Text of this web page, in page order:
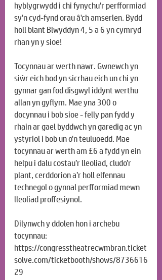
hyblygrwydd i chi fynychu'r perfformiad
sy'n cyd-fynd orau â'ch amserlen. Bydd
holl blant Blwyddyn 4, 5 a 6 yn cymryd
rhan yn y sioe!
Tocynnau ar werth nawr. Gwnewch yn
siŵr eich bod yn sicrhau eich un chi yn
gynnar gan fod disgwyl iddynt werthu
allan yn gyflym. Mae yna 300 o
docynnau i bob sioe - felly pan fydd y
rhain ar gael byddwch yn garedig ac yn
ystyriol i bob un o'n teuluoedd. Mae
tocynnau ar werth am £6 a fydd yn ein
helpu i dalu costau’r lleoliad, cludo’r
plant, cerddorion a’r holl elfennau
technegol o gynnal perfformiad mewn
lleoliad proffesiynol.
Dilynwch y ddolen hon i archebu
tocynnau:
https://congresstheatrecwmbran.ticket
solve.com/ticketbooth/shows/8736616
29